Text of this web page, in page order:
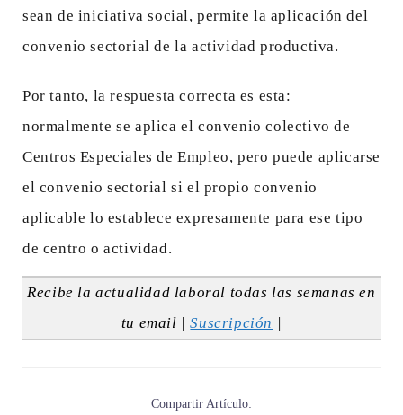
sean de iniciativa social, permite la aplicación del
convenio sectorial de la actividad productiva.
Por tanto, la respuesta correcta es esta:
normalmente se aplica el convenio colectivo de
Centros Especiales de Empleo, pero puede aplicarse
el convenio sectorial si el propio convenio
aplicable lo establece expresamente para ese tipo
de centro o actividad.
Recibe la actualidad laboral todas las semanas en
tu email |Suscripción |
Compartir Artículo: